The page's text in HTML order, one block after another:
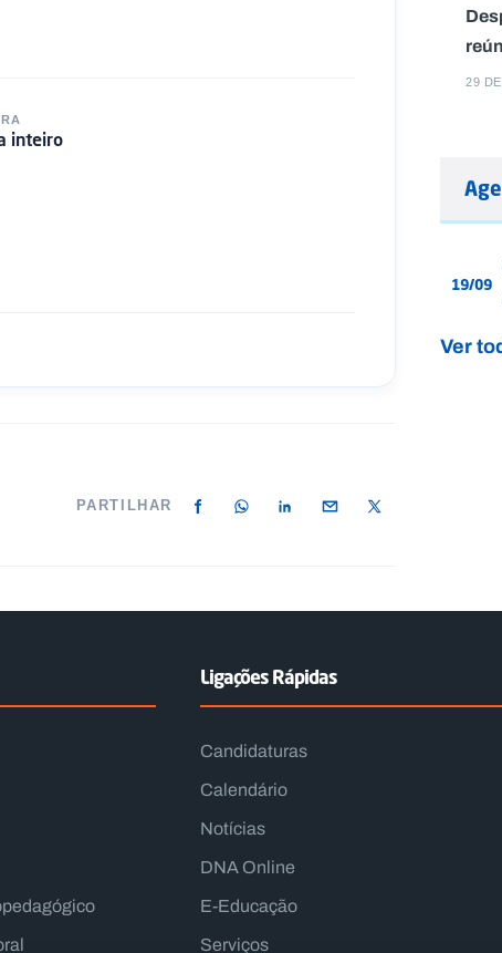
inteiro
PARTILHAR
29
19/09
Ver
Ligações Rápidas
Candidaturas
Calendário
Notícias
DNA Online
E-Educação
Serviços